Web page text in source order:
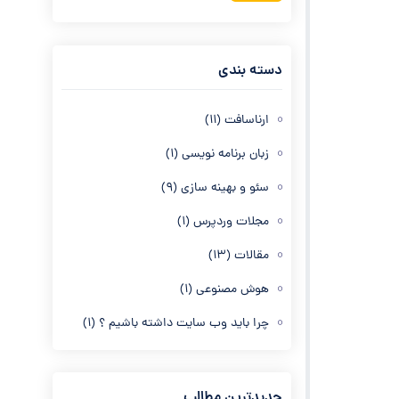
دسته بندی
ارناسافت(11)
زبان برنامه نویسی(1)
سئو و بهینه سازی(9)
مجلات وردپرس(1)
مقالات(13)
هوش مصنوعی(1)
چرا باید وب سایت داشته باشیم ؟ (1)